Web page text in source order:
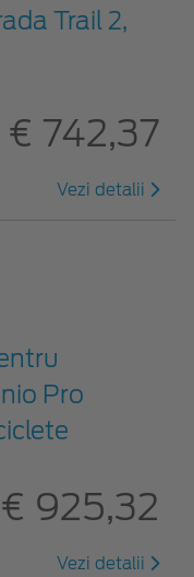
Trail 2,
€ 742,37
Vezi detalii
Pro
€ 925,32
Vezi detalii